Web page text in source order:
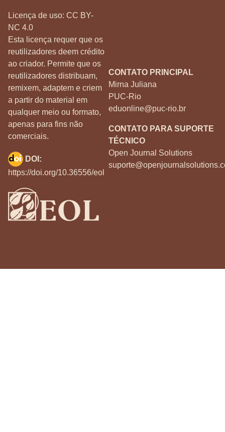
Licença de uso: CC BY-
NC 4.0
Esta licença requer que os
reutilizadores deem crédito
ao criador. Permite que os
reutilizadores distribuam,
remixem, adaptem e criem
a partir do material em
qualquer meio ou formato,
apenas para fins não
comerciais.
CONTATO PRINCIPAL
Mirna Juliana
PUC-Rio
eduonline@puc-rio.br
CONTATO PARA SUPORTE
TÉCNICO
Open Journal Solutions
DOI:
https://doi.org/10.36556/eol